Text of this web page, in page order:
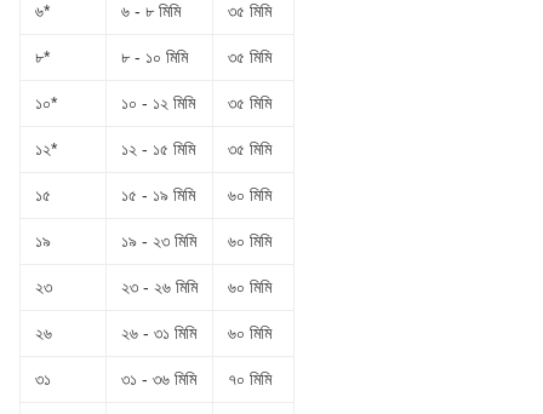
৬* ৬ - ৮ মিমি ৩৫ মিমি
৮* ৮ - ১০ মিমি ৩৫ মিমি
১০* ১০ - ১২ মিমি ৩৫ মিমি
১২* ১২ - ১৫ মিমি ৩৫ মিমি
১৫ ১৫ - ১৯ মিমি ৬০ মিমি
১৯ ১৯ - ২৩ মিমি ৬০ মিমি
২৩ ২৩ - ২৬ মিমি ৬০ মিমি
২৬ ২৬ - ৩১ মিমি ৬০ মিমি
৩১ ৩১ - ৩৬ মিমি ৭০ মিমি